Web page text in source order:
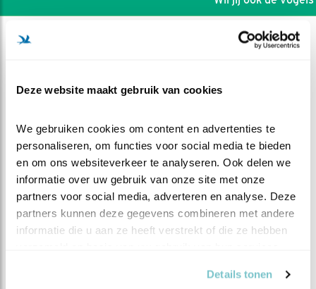
Deze website maakt gebruik van cookies
We gebruiken cookies om content en advertenties te
personaliseren, om functies voor social media te bieden
en om ons websiteverkeer te analyseren. Ook delen we
informatie over uw gebruik van onze site met onze
partners voor social media, adverteren en analyse. Deze
partners kunnen deze gegevens combineren met andere
informatie die u aan ze heeft verstrekt of die ze hebben
Details tonen